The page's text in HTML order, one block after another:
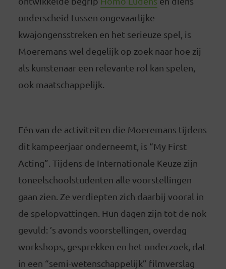
onderscheid tussen ongevaarlijke
kwajongensstreken en het serieuze spel, is
Moeremans wel degelijk op zoek naar hoe zij
als kunstenaar een relevante rol kan spelen,
ook maatschappelijk.
Eén van de activiteiten die Moeremans tijdens
dit kampeerjaar onderneemt, is “My First
Acting”. Tijdens de Internationale Keuze zijn
toneelschoolstudenten alle voorstellingen
gaan zien. Ze verdiepten zich daarbij vooral in
de spelopvattingen. Hun dagen zijn tot de nok
gevuld: ’s avonds voorstellingen, overdag
workshops, gesprekken en het onderzoek, dat
in een “semi-wetenschappelijk” filmverslag